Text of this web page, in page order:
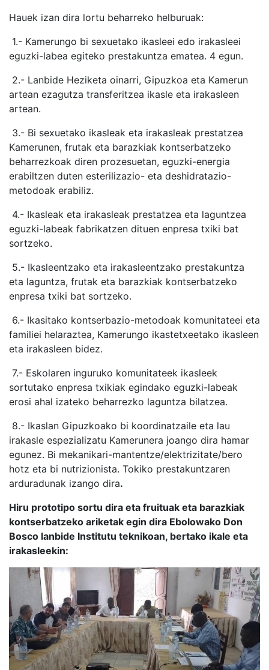
Hauek izan dira lortu beharreko helburuak:
1.- Kamerungo bi sexuetako ikasleei edo irakasleei
eguzki-labea egiteko prestakuntza ematea. 4 egun.
2.- Lanbide Heziketa oinarri, Gipuzkoa eta Kamerun
artean ezagutza transferitzea ikasle eta irakasleen
artean.
3.- Bi sexuetako ikasleak eta irakasleak prestatzea
Kamerunen, frutak eta barazkiak kontserbatzeko
beharrezkoak diren prozesuetan, eguzki-energia
erabiltzen duten esterilizazio- eta deshidratazio-
metodoak erabiliz.
4.- Ikasleak eta irakasleak prestatzea eta laguntzea
eguzki-labeak fabrikatzen dituen enpresa txiki bat
sortzeko.
5.- Ikasleentzako eta irakasleentzako prestakuntza
eta laguntza, frutak eta barazkiak kontserbatzeko
enpresa txiki bat sortzeko.
6.- Ikasitako kontserbazio-metodoak komunitateei eta
familiei helaraztea, Kamerungo ikastetxeetako ikasleen
eta irakasleen bidez.
7.- Eskolaren inguruko komunitateek ikasleek
sortutako enpresa txikiak egindako eguzki-labeak
erosi ahal izateko beharrezko laguntza bilatzea.
8.- Ikaslan Gipuzkoako bi koordinatzaile eta lau
irakasle espezializatu Kamerunera joango dira hamar
egunez. Bi mekanikari-mantentze/elektrizitate/bero
hotz eta bi nutrizionista. Tokiko prestakuntzaren
arduradunak izango dira.
Hiru prototipo sortu dira eta fruituak eta barazkiak
kontserbatzeko ariketak egin dira Ebolowako Don
Bosco lanbide Institutu teknikoan, bertako ikale eta
irakasleekin: